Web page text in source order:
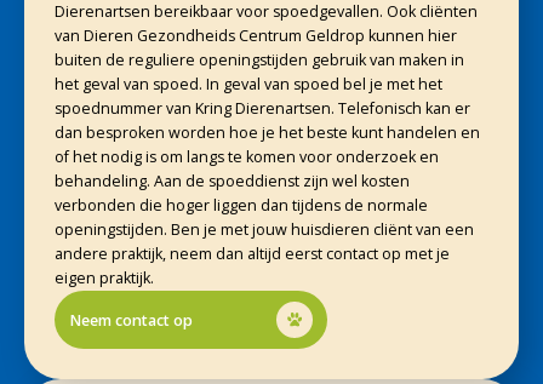
Dierenartsen bereikbaar voor spoedgevallen. Ook cliënten
van Dieren Gezondheids Centrum Geldrop kunnen hier
buiten de reguliere openingstijden gebruik van maken in
het geval van spoed. In geval van spoed bel je met het
spoednummer van Kring Dierenartsen. Telefonisch kan er
dan besproken worden hoe je het beste kunt handelen en
of het nodig is om langs te komen voor onderzoek en
behandeling. Aan de spoeddienst zijn wel kosten
verbonden die hoger liggen dan tijdens de normale
openingstijden. Ben je met jouw huisdieren cliënt van een
andere praktijk, neem dan altijd eerst contact op met je
eigen praktijk.
Neem contact op